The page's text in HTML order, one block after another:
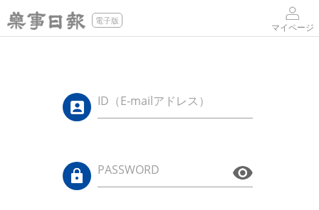
電子版
マイページ
ID（E-mailアドレス）
PASSWORD